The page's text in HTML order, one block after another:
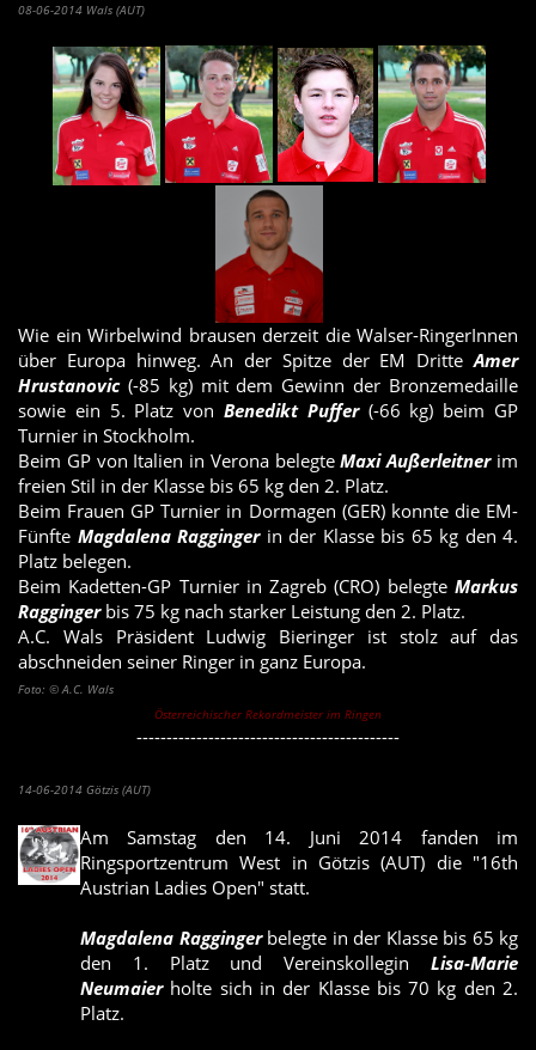
08-06-2014 Wals (AUT)
Wie ein Wirbelwind brausen derzeit die Walser-RingerInnen
über Europa hinweg. An der Spitze der EM DritteAmer
Hrustanovic(-85 kg) mit dem Gewinn der Bronzemedaille
sowie ein 5. Platz von Benedikt Puffer(-66 kg) beim GP
Turnier in Stockholm.
Beim GP von Italien in Verona belegteMaxi Außerleitnerim
freien Stil in der Klasse bis 65 kg den 2. Platz.
Beim Frauen GP Turnier in Dormagen (GER) konnte die EM-
Fünfte Magdalena Raggingerin der Klasse bis 65 kg den 4.
Platz belegen.
Beim Kadetten-GP Turnier in Zagreb (CRO) belegte Markus
Raggingerbis 75 kg nach starker Leistung den 2. Platz.
A.C. Wals Präsident Ludwig Bieringer ist stolz auf das
abschneiden seiner Ringer in ganz Europa.
Foto: © A.C. Wals
Österreichischer Rekordmeister im Ringen
--------------------------------------------
14-06-2014 Götzis (AUT)
Am Samstag den 14. Juni 2014 fanden im
Ringsportzentrum West in Götzis (AUT) die "16th
Austrian Ladies Open" statt.
Magdalena Raggingerbelegte in der Klasse bis 65 kg
den 1. Platz und Vereinskollegin Lisa-Marie
Neumaierholte sich in der Klasse bis 70 kg den 2.
Platz.